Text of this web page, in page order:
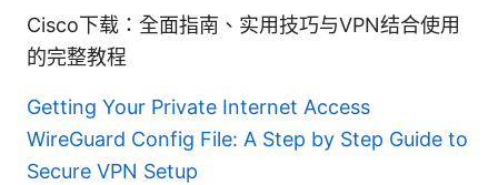
Cisco下载：全面指南、实用技巧与VPN结合使用
的完整教程
Getting Your Private Internet Access
WireGuard Config File: A Step by Step Guide to
Secure VPN Setup